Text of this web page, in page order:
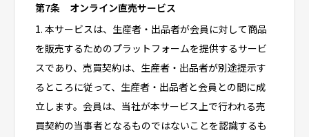
第7条 オンライン直売サービス
1. 本サービスは、生産者・出品者が会員に対して商品
を販売するためのプラットフォームを提供するサービ
スであり、売買契約は、生産者・出品者が別途提示す
るところに従って、生産者・出品者と会員との間に成
立します。会員は、当社が本サービス上で行われる売
買契約の当事者となるものではないことを認識するも